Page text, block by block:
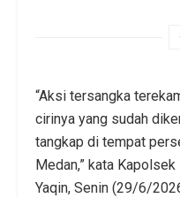
“Aksi tersangka
cirinya yang sudah
tangkap di tempat
Medan,” kata
Yaqin, Senin (29/6/